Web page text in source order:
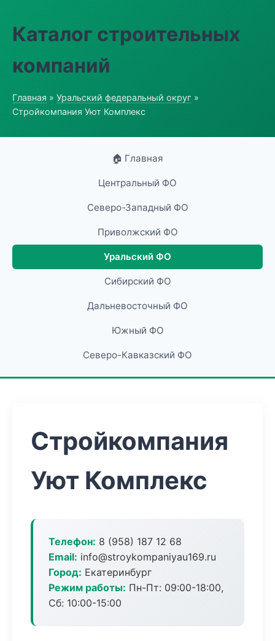
Каталог строительных
компаний
Главная » Уральский федеральный округ »
Стройкомпания Уют Комплекс
🏠 Главная
Центральный ФО
Северо-Западный ФО
Приволжский ФО
Уральский ФО
Сибирский ФО
Дальневосточный ФО
Южный ФО
Северо-Кавказский ФО
Стройкомпания
Уют Комплекс
Телефон: 8 (958) 187 12 68
Email: info@stroykompaniyau169.ru
Город: Екатеринбург
Режим работы: Пн-Пт: 09:00-18:00,
Сб: 10:00-15:00